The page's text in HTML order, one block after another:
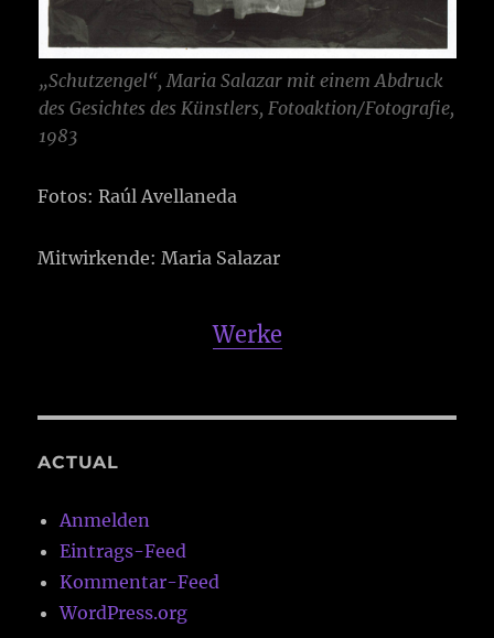
„Schutzengel“, Maria Salazar mit einem Abdruck
des Gesichtes des Künstlers, Fotoaktion/Fotografie,
1983
Fotos: Raúl Avellaneda
Mitwirkende: Maria Salazar
Werke
ACTUAL
Anmelden
Eintrags-Feed
Kommentar-Feed
WordPress.org